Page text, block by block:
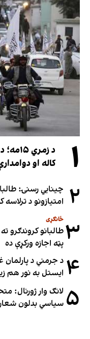
۱
د
کاله او
۲ چینایي رسنۍ:
امتیازونو د ترلاسه
۳ ځانګړی
طالبانو کروندګرو
پټه اجازه ورکړې ده
۴ د جرمني د پارلمان
ایستل به نور هم
۵ لانګ وار ژورنال:
سیاسي بدلون